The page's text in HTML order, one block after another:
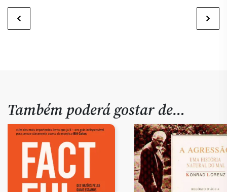
Também poderá gostar de…